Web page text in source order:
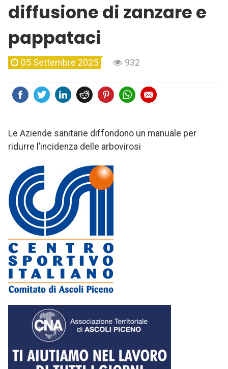
diffusione di zanzare e
pappataci
05 Settembre 2025 932
Le Aziende sanitarie diffondono un manuale per
ridurre l’incidenza delle arbovirosi